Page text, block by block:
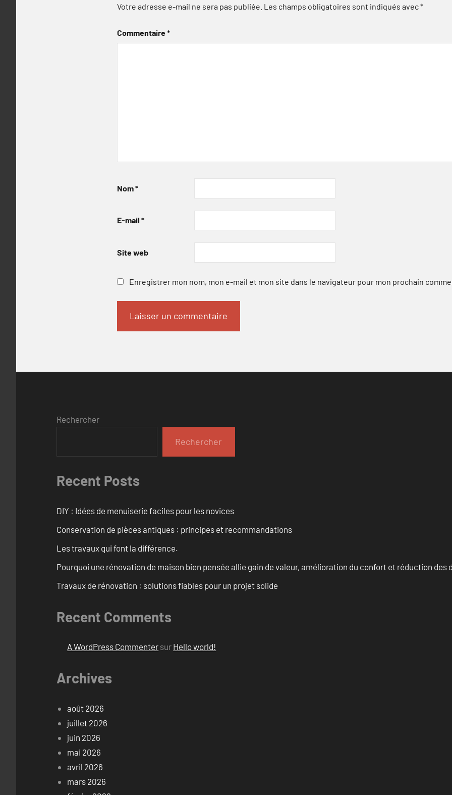
Votre adresse e-mail ne sera pas publiée. Les champs obligatoires sont indiqués avec*
Commentaire*
Nom*
E-mail *
Site web
Enregistrer mon nom, mon e-mail et mon site dans le navigateur pour mon prochain
Rechercher
Rechercher
Recent Posts
DIY : Idées de menuiserie faciles pour les novices
Conservation de pièces antiques : principes et recommandations
Les travaux qui font la différence.
Pourquoi une rénovation de maison bien pensée allie gain de valeur, amélioration du confort et réduction des
Travaux de rénovation : solutions fiables pour un projet solide
Recent Comments
A WordPress Commenter sur Hello world!
Archives
août 2026
juillet 2026
juin 2026
mai 2026
avril 2026
mars 2026